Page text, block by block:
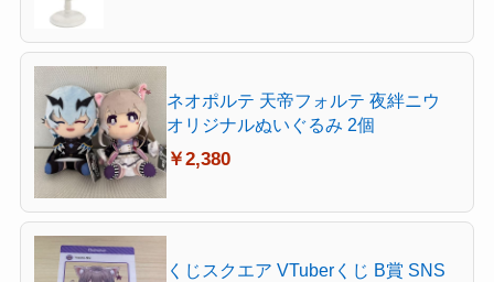
ネオポルテ 天帝フォルテ 夜絆ニウ
オリジナルぬいぐるみ 2個
￥2,380
くじスクエア VTuberくじ B賞 SNS